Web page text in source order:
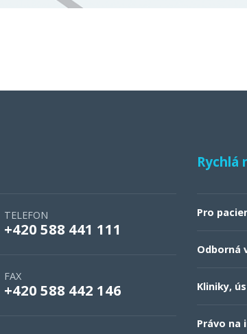
TELEFON
+420 588 441 111
FAX
+420 588 442 146
Rychlá
Pro
Odborná
Kliniky,
Právo na